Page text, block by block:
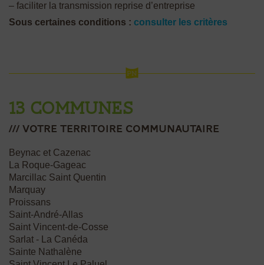
– faciliter la transmission reprise d’entreprise
Sous certaines conditions : consulter les critères
13 communes
/// votre Territoire communautaire
Beynac et Cazenac
La Roque-Gageac
Marcillac Saint Quentin
Marquay
Proissans
Saint-André-Allas
Saint Vincent-de-Cosse
Sarlat - La Canéda
Sainte Nathalène